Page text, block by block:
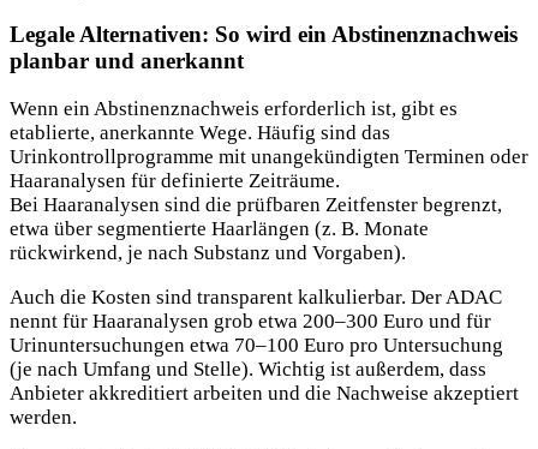
Legale Alternativen: So wird ein Abstinenznachweis
planbar und anerkannt
Wenn ein Abstinenznachweis erforderlich ist, gibt es
etablierte, anerkannte Wege. Häufig sind das
Urinkontrollprogramme mit unangekündigten Terminen oder
Haaranalysen für definierte Zeiträume.
Bei Haaranalysen sind die prüfbaren Zeitfenster begrenzt,
etwa über segmentierte Haarlängen (z. B. Monate
rückwirkend, je nach Substanz und Vorgaben).
Auch die Kosten sind transparent kalkulierbar. Der ADAC
nennt für Haaranalysen grob etwa 200–300 Euro und für
Urinuntersuchungen etwa 70–100 Euro pro Untersuchung
(je nach Umfang und Stelle). Wichtig ist außerdem, dass
Anbieter akkreditiert arbeiten und die Nachweise akzeptiert
werden.